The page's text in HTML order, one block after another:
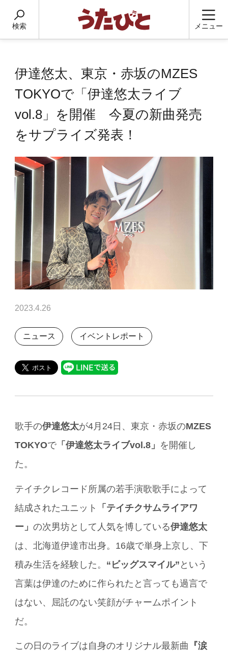
検索 メニュー
伊達悠太、東京・赤坂のMZES
TOKYOで「伊達悠太ライブ
vol.8」を開催 今夏の新曲発売
をサプライズ発表！
2023.4.26
ニュース イベントレポート
歌手の伊達悠太が4月24日、東京・赤坂のMZES
TOKYOで「伊達悠太ライブvol.8」 を開催し
た。
テイチクレコード所属の若手演歌歌手によって
結成されたユニット
「テイチクサムライアワ
ー」の次男坊として人気を博している伊達悠太
は、北海道伊達市出身。16歳で単身上京し、下
積み生活を経験した。 “ビッグスマイル” という
言葉は伊達のために作られたと言っても過言で
はない、屈託のない笑顔がチャームポイント
だ。
この日のライブは自身のオリジナル最新曲
『涙